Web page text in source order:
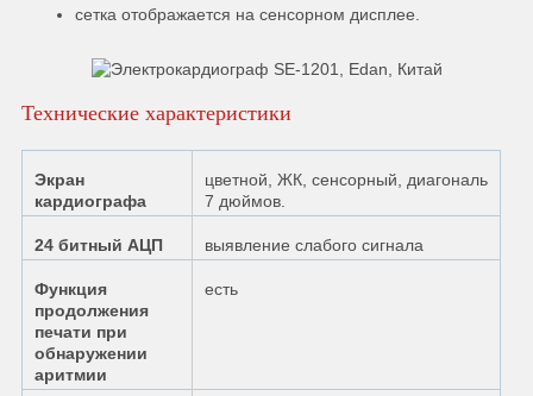
сетка отображается на сенсорном дисплее.
Технические характеристики
Экран
кардиографа
цветной, ЖК, сенсорный, диагональ
7 дюймов.
24 битный АЦП выявление слабого сигнала
Функция
продолжения
печати при
обнаружении
аритмии
есть